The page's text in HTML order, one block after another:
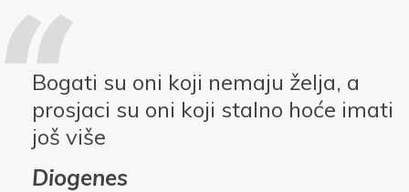
Bogati su oni koji nemaju želja, a
prosjaci su oni koji stalno hoće imati
još više
Diogenes